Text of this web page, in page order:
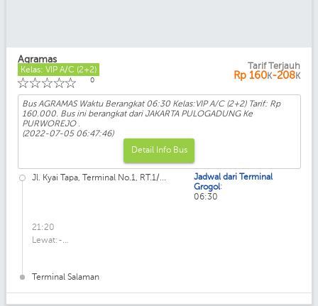
Agramas
Kelas: VIP A/C (2+2)
☆
☆
☆
☆
☆ 0
Tarif Terjauh
Rp 160K-208K
Bus AGRAMAS Waktu Berangkat 06:30 Kelas:VIP A/C (2+2) Tarif: Rp
160.000. Bus ini berangkat dari JAKARTA PULOGADUNG Ke
PURWOREJO .
(2022-07-05 06:47:46)
Detail Info Bus
Jl. Kyai Tapa, Terminal No.1, RT.1/...
21:20
Lewat:-...
Terminal Salaman
Jadwal dari Terminal
Grogol:
06:30